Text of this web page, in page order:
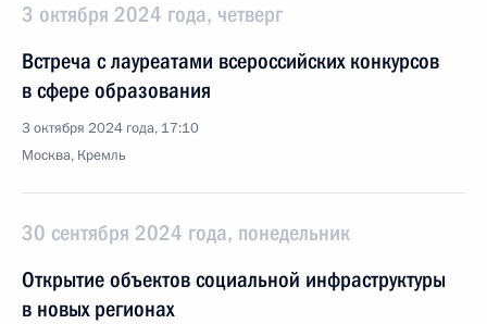
3 октября 2024 года, четверг
Встреча с лауреатами всероссийских конкурсов
в сфере образования
3 октября 2024 года, 17:10
Москва, Кремль
30 сентября 2024 года, понедельник
Открытие объектов социальной инфраструктуры
в новых регионах